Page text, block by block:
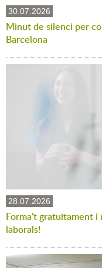
30.07.2026
Minut de silenci per
Barcelona
28.07.2026
Forma't gratuïtament
laborals!